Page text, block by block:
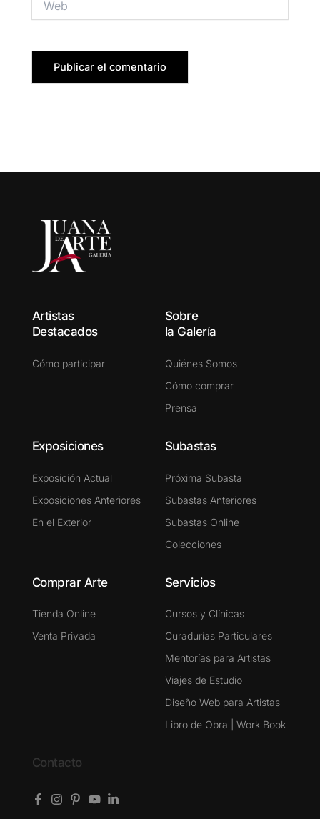
Artistas
Destacados
Cómo participar
Sobre
la Galería
Quiénes Somos
Cómo comprar
Prensa
Exposiciones
Exposición Actual
Exposiciones Anteriores
En el Exterior
Subastas
Próxima Subasta
Subastas Anteriores
Subastas Online
Colecciones
Comprar Arte
Tienda Online
Venta Privada
Servicios
Cursos y Clínicas
Curadurías Particulares
Mentorías para Artistas
Viajes de Estudio
Diseño Web para Artistas
Libro de Obra | Work Book
Contacto